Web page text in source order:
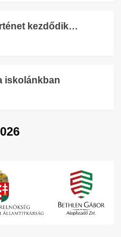
kezdődik…
iskolánkban